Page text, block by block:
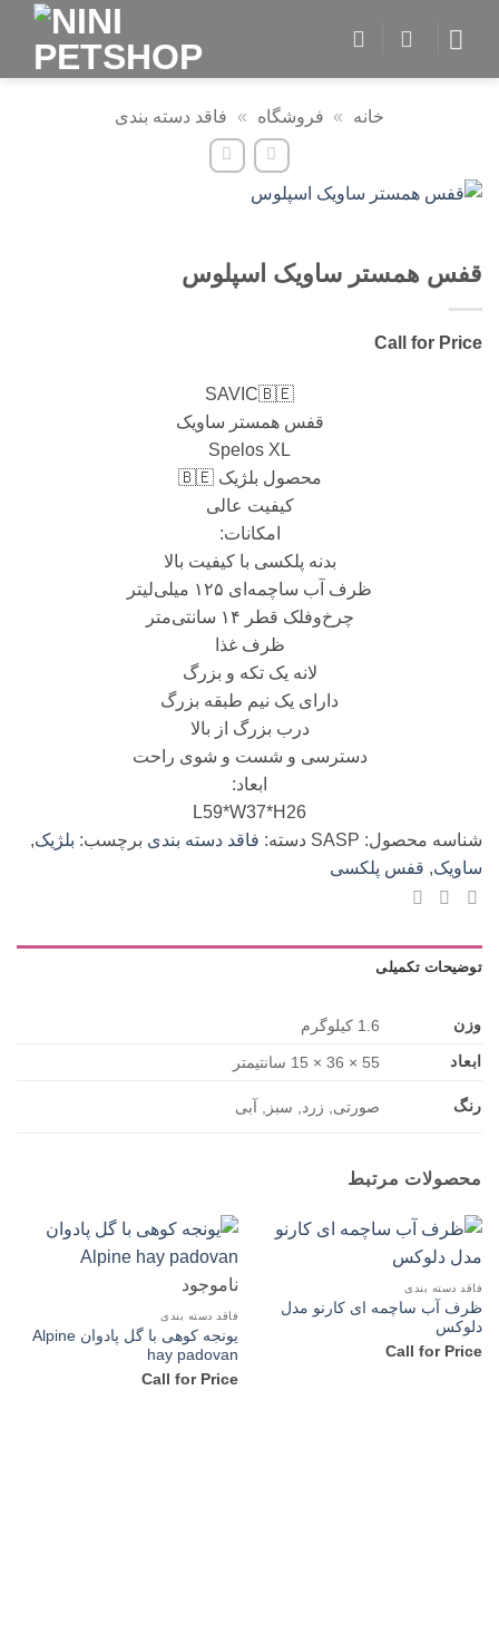
خانه » فروشگاه » فاقد دسته بندی
قفس همستر ساویک اسپلوس
Call for Price
SAVIC🇧🇪
قفس همستر ساویک
Spelos XL
محصول بلژیک 🇧🇪
کیفیت عالی
امکانات:
بدنه پلکسی با کیفیت بالا
ظرف آب ساچمه‌ای ۱۲۵ میلی‌لیتر
چرخ‌وفلک قطر ۱۴ سانتی‌متر
ظرف غذا
لانه یک تکه و بزرگ
دارای یک نیم طبقه بزرگ
درب بزرگ از بالا
دسترسی و شست و شوی راحت
ابعاد:
L59*W37*H26
شناسه محصول: SASP دسته: فاقد دسته بندی برچسب: بلژیک,
ساویک, قفس پلکسی
توضیحات تکمیلی
وزن
1.6 کیلوگرم
ابعاد
55 × 36 × 15 سانتیمتر
رنگ صورتی, زرد, سبز, آبی
محصولات مرتبط
فاقد دسته بندی
ظرف آب ساچمه ای کارنو مدل
دلوکس
Call for Price
ناموجود
فاقد دسته بندی
یونجه کوهی با گل پادوان Alpine
hay padovan
Call for Price